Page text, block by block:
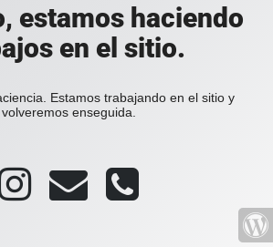
estamos haciendo
en el sitio.
Estamos trabajando en el sitio y
volveremos enseguida.